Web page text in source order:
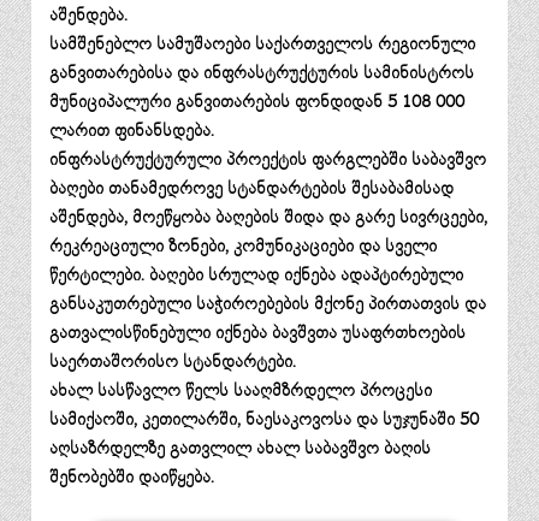
აშენდება.
სამშენებლო სამუშაოები საქართველოს რეგიონული
განვითარებისა და ინფრასტრუქტურის სამინისტროს
მუნიციპალური განვითარების ფონდიდან 5 108 000
ლარით ფინანსდება.
ინფრასტრუქტურული პროექტის ფარგლებში საბავშვო
ბაღები თანამედროვე სტანდარტების შესაბამისად
აშენდება, მოეწყობა ბაღების შიდა და გარე სივრცეები,
რეკრეაციული ზონები, კომუნიკაციები და სველი
წერტილები. ბაღები სრულად იქნება ადაპტირებული
განსაკუთრებული საჭიროებების მქონე პირთათვის და
გათვალისწინებული იქნება ბავშვთა უსაფრთხოების
საერთაშორისო სტანდარტები.
ახალ სასწავლო წელს სააღმზრდელო პროცესი
სამიქაოში, კეთილარში, ნაესაკოვოსა და სუჯუნაში 50
აღსაზრდელზე გათვლილ ახალ საბავშვო ბაღის
შენობებში დაიწყება.